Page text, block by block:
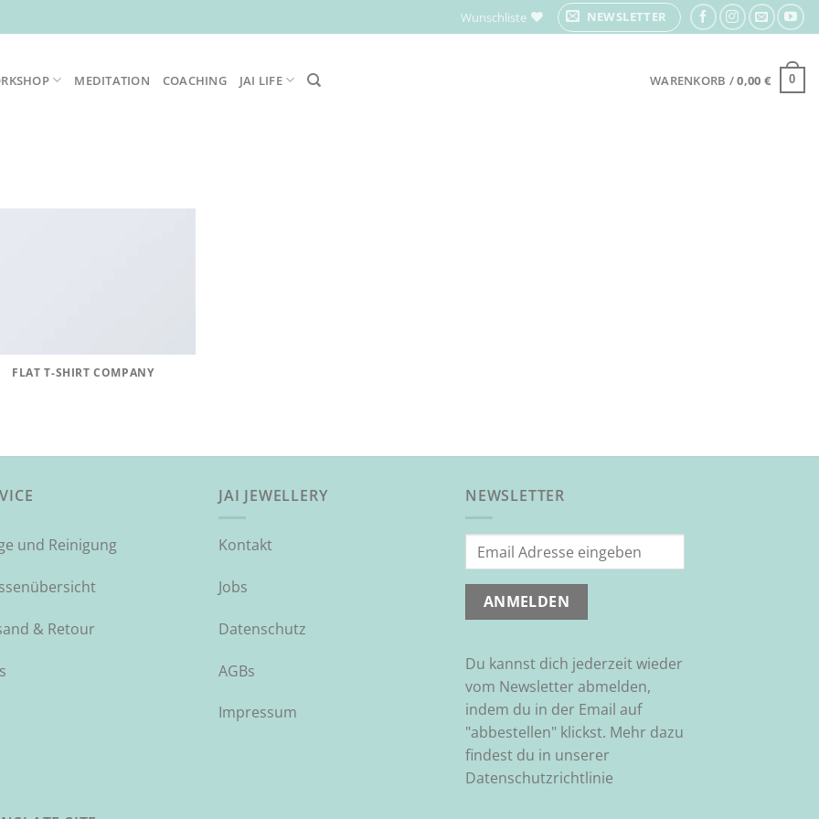
Wunschliste NEWSLETTER
MEDITATION COACHING JAI LIFE WARENKORB /0,00 € 0
FLAT T-SHIRT COMPANY
und Reinigung
& Retour
JAI JEWELLERY
Kontakt
Jobs
Datenschutz
AGBs
Impressum
NEWSLETTER
Du kannst dich jederzeit wieder
vom Newsletter abmelden,
indem du in der Email auf
"abbestellen" klickst. Mehr dazu
findest du in unserer
Datenschutzrichtlinie